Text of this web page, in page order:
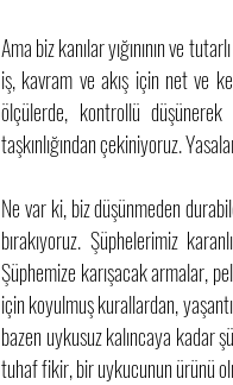
Ama biz kanılar yığınının ve
iş, kavram ve akış için net ve
ölçülerde, kontrollü
taşkınlığından çekiniyoruz.
Ne var ki, biz düşünmeden
bırakıyoruz. Şüphelerimiz
Şüphemize karışacak armalar,
için koyulmuş kurallardan,
bazen uykusuz kalıncaya kadar
tuhaf fikir, bir uykucunun ürünü